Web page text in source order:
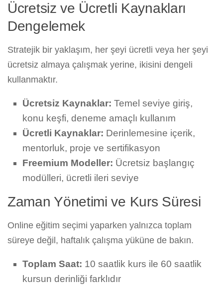
Ücretsiz ve Ücretli Kaynakları
Dengelemek
Stratejik bir yaklaşım, her şeyi ücretli veya her şeyi
ücretsiz almaya çalışmak yerine, ikisini dengeli
kullanmaktır.
Ücretsiz Kaynaklar: Temel seviye giriş,
konu keşfi, deneme amaçlı kullanım
Ücretli Kaynaklar: Derinlemesine içerik,
mentorluk, proje ve sertifikasyon
Freemium Modeller: Ücretsiz başlangıç
modülleri, ücretli ileri seviye
Zaman Yönetimi ve Kurs Süresi
Online eğitim seçimi yaparken yalnızca toplam
süreye değil, haftalık çalışma yüküne de bakın.
Toplam Saat: 10 saatlik kurs ile 60 saatlik
kursun derinliği farklıdır